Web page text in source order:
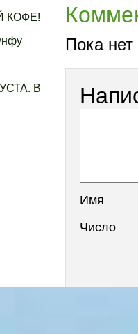
КОФЕ!
В
Пока
Имя
Число